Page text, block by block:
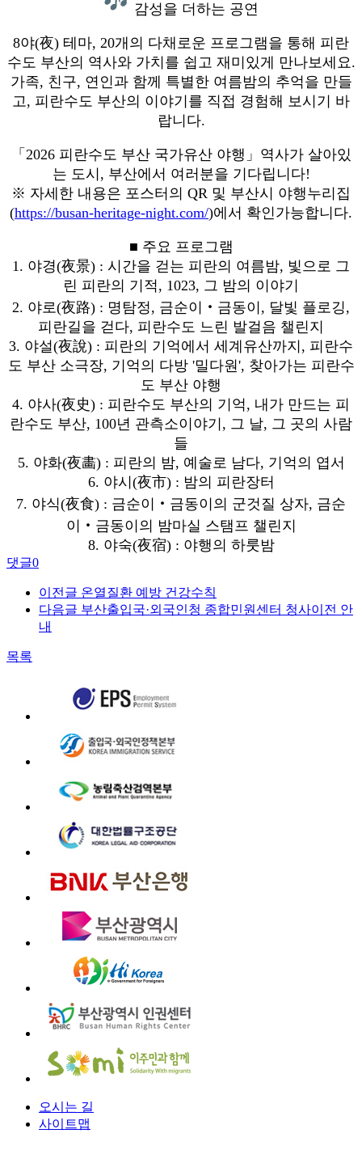
감성을 더하는 공연
8야(夜) 테마, 20개의 다채로운 프로그램을 통해 피란
수도 부산의 역사와 가치를 쉽고 재미있게 만나보세요.
가족, 친구, 연인과 함께 특별한 여름밤의 추억을 만들
고, 피란수도 부산의 이야기를 직접 경험해 보시기 바
랍니다.
「2026 피란수도 부산 국가유산 야행」역사가 살아있
는 도시, 부산에서 여러분을 기다립니다!
※ 자세한 내용은 포스터의 QR 및 부산시 야행누리집
(https://busan-heritage-night.com/)에서 확인가능합니다.
■ 주요 프로그램
1. 야경(夜景) : 시간을 걷는 피란의 여름밤, 빛으로 그
린 피란의 기적, 1023, 그 밤의 이야기
2. 야로(夜路) : 명탐정, 금순이‧금동이, 달빛 플로깅,
피란길을 걷다, 피란수도 느린 발걸음 챌린지
3. 야설(夜說) : 피란의 기억에서 세계유산까지, 피란수
도 부산 소극장, 기억의 다방 '밀다원', 찾아가는 피란수
도 부산 야행
4. 야사(夜史) : 피란수도 부산의 기억, 내가 만드는 피
란수도 부산, 100년 관측소이야기, 그 날, 그 곳의 사람
들
5. 야화(夜畵) : 피란의 밤, 예술로 남다, 기억의 엽서
6. 야시(夜市) : 밤의 피란장터
7. 야식(夜食) : 금순이‧금동이의 군것질 상자, 금순
이‧금동이의 밤마실 스탬프 챌린지
8. 야숙(夜宿) : 야행의 하룻밤
댓글0
이전글 온열질환 예방 건강수칙
다음글 부산출입국·외국인청 종합민원센터 청사이전 안
내
목록
오시는 길
사이트맵